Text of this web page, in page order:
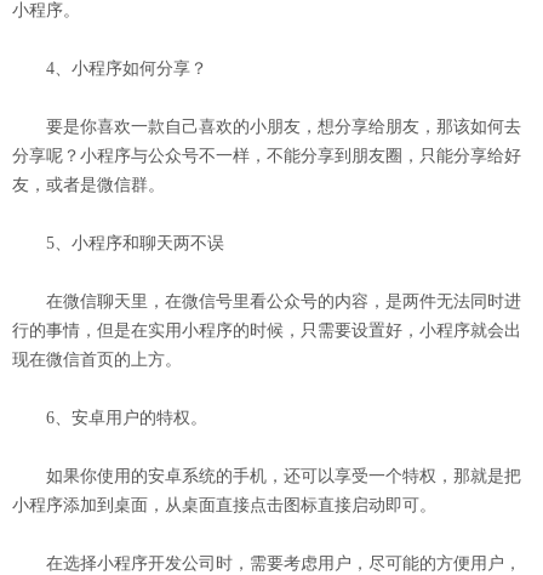
小程序。
4、小程序如何分享？
要是你喜欢一款自己喜欢的小朋友，想分享给朋友，那该如何去
分享呢？小程序与公众号不一样，不能分享到朋友圈，只能分享给好
友，或者是微信群。
5、小程序和聊天两不误
在微信聊天里，在微信号里看公众号的内容，是两件无法同时进
行的事情，但是在实用小程序的时候，只需要设置好，小程序就会出
现在微信首页的上方。
6、安卓用户的特权。
如果你使用的安卓系统的手机，还可以享受一个特权，那就是把
小程序添加到桌面，从桌面直接点击图标直接启动即可。
在选择小程序开发公司时，需要考虑用户，尽可能的方便用户，